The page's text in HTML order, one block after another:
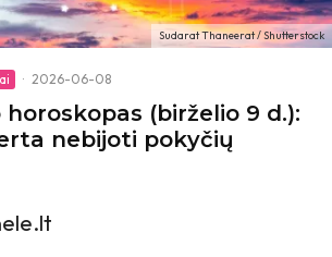
Sudarat Thaneerat / Shutterstock
· 2026-06-08
(birželio 9 d.):
nebijoti pokyčių